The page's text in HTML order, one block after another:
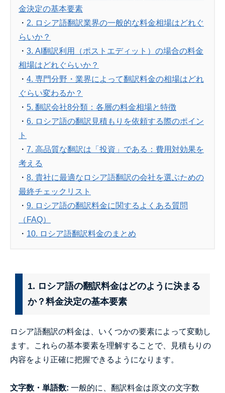
金決定の基本要素
・ 2. ロシア語翻訳業界の一般的な料金相場はどれぐ
らいか？
・ 3. AI翻訳利用（ポストエディット）の場合の料金
相場はどれぐらいか？
・ 4. 専門分野・業界によって翻訳料金の相場はどれ
ぐらい変わるか？
・ 5. 翻訳会社8分類：各層の料金相場と特徴
・ 6. ロシア語の翻訳見積もりを依頼する際のポイン
ト
・ 7. 高品質な翻訳は「投資」である：費用対効果を
考える
・ 8. 貴社に最適なロシア語翻訳の会社を選ぶための
最終チェックリスト
・ 9. ロシア語の翻訳料金に関するよくある質問
（FAQ）
・ 10. ロシア語翻訳料金のまとめ
1. ロシア語の翻訳料金はどのように決まる
か？料金決定の基本要素
ロシア語翻訳の料金は、いくつかの要素によって変動し
ます。これらの基本要素を理解することで、見積もりの
内容をより正確に把握できるようになります。
文字数・単語数: 一般的に、翻訳料金は原文の文字数